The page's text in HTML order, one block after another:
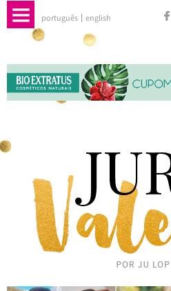
português english